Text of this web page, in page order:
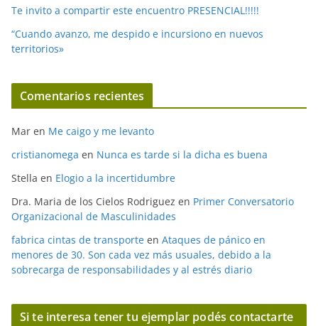
Te invito a compartir este encuentro PRESENCIAL!!!!!
“Cuando avanzo, me despido e incursiono en nuevos
territorios»
Comentarios recientes
Mar en Me caigo y me levanto
cristianomega en Nunca es tarde si la dicha es buena
Stella en Elogio a la incertidumbre
Dra. Maria de los Cielos Rodriguez en Primer Conversatorio
Organizacional de Masculinidades
fabrica cintas de transporte en Ataques de pánico en
menores de 30. Son cada vez más usuales, debido a la
sobrecarga de responsabilidades y al estrés diario
Si te interesa tener tu ejemplar podés contactarte